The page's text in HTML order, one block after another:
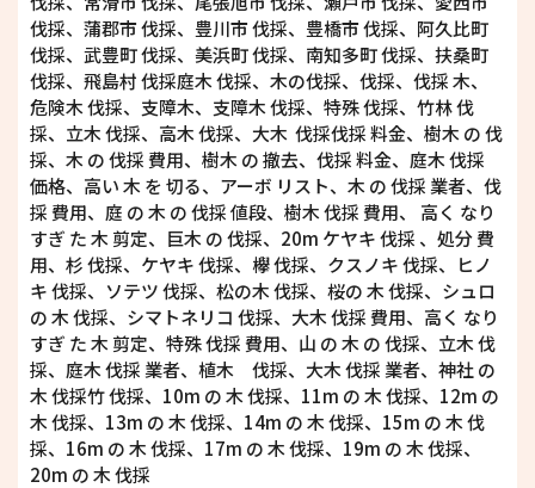
伐採、蒲郡市 伐採、豊川市 伐採、豊橋市 伐採、阿久比町
伐採、武豊町 伐採、美浜町 伐採、南知多町 伐採、扶桑町
伐採、飛島村 伐採庭木 伐採、木の伐採、伐採、伐採 木、
危険木 伐採、支障木、支障木 伐採、特殊 伐採、竹林 伐
採、立木 伐採、高木 伐採、大木 伐採伐採 料金、樹木 の 伐
採、木 の 伐採 費用、樹木 の 撤去、伐採 料金、庭木 伐採
価格、高い 木 を 切る、アーボ リスト、木 の 伐採 業者、伐
採 費用、庭 の 木 の 伐採 値段、樹木 伐採 費用、 高く なり
すぎ た 木 剪定、巨木 の 伐採、20m ケヤキ 伐採 、処分 費
用、杉 伐採、ケヤキ 伐採、欅 伐採、クスノキ 伐採、ヒノ
キ 伐採、ソテツ 伐採、松の木 伐採、桜の 木 伐採、シュロ
の 木 伐採、シマトネリコ 伐採、大木 伐採 費用、高く なり
すぎ た 木 剪定、特殊 伐採 費用、山 の 木 の 伐採、立木 伐
採、庭木 伐採 業者、植木 伐採、大木 伐採 業者、神社 の
木 伐採竹 伐採、10m の 木 伐採、11m の 木 伐採、12m の
木 伐採、13m の 木 伐採、14m の 木 伐採、15m の 木 伐
採、16m の 木 伐採、17m の 木 伐採、19m の 木 伐採、
20m の 木 伐採